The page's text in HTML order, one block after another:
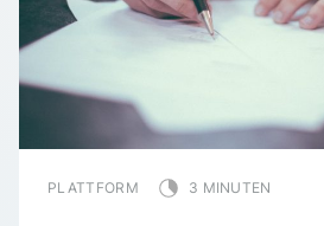
PLATTFORM 3 MINUTEN